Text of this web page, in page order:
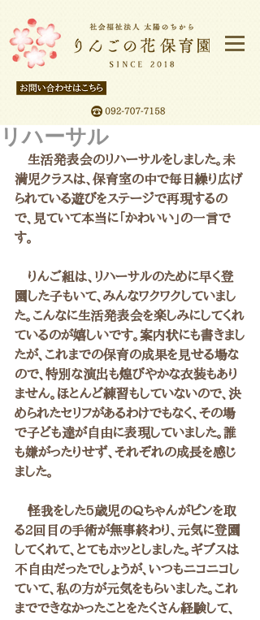
リハーサル
生活発表会のリハーサルをしました。未
満児クラスは、保育室の中で毎日繰り広げ
られている遊びをステージで再現するの
で、見ていて本当に「かわいい」の一言で
す。
りんご組は、リハーサルのために早く登
園した子もいて、みんなワクワクしていまし
た。こんなに生活発表会を楽しみにしてくれ
ているのが嬉しいです。案内状にも書きまし
たが、これまでの保育の成果を見せる場な
ので、特別な演出も煌びやかな衣装もあり
ません。ほとんど練習もしていないので、決
められたセリフがあるわけでもなく、その場
で子ども達が自由に表現していました。誰
も嫌がったりせず、それぞれの成長を感じ
ました。
怪我をした5歳児のQちゃんがピンを取
る2回目の手術が無事終わり、元気に登園
してくれて、とてもホッとしました。ギブスは
不自由だったでしょうが、いつもニコニコし
ていて、私の方が元気をもらいました。これ
までできなかったことをたくさん経験して、